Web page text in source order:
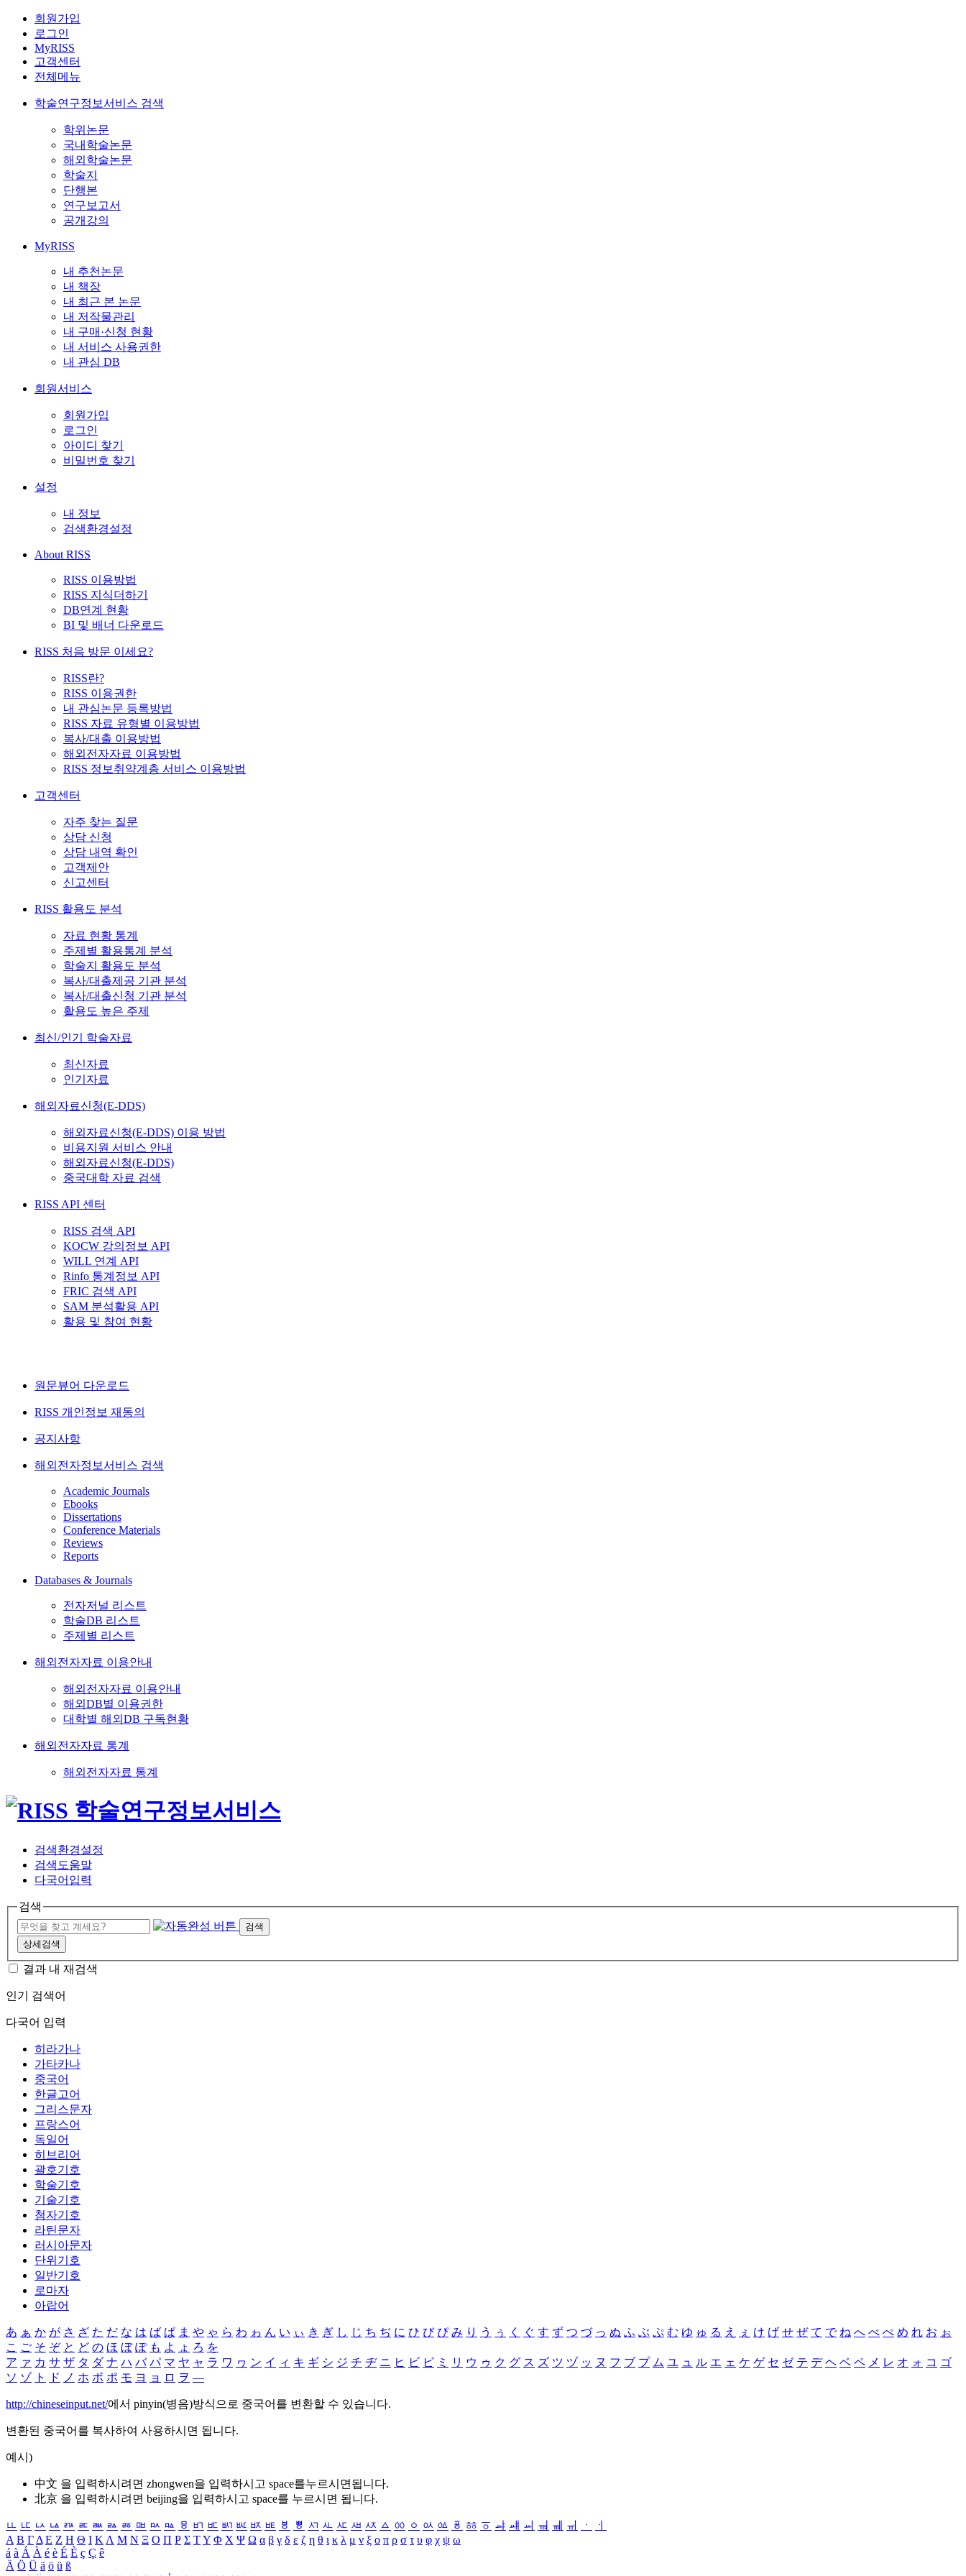
회원가입
로그인
MyRISS
고객센터
전체메뉴
학술연구정보서비스 검색
학위논문
국내학술논문
해외학술논문
학술지
단행본
연구보고서
공개강의
MyRISS
내 추천논문
내 책장
내 최근 본 논문
내 저작물관리
내 구매·신청 현황
내 서비스 사용권한
내 관심 DB
회원서비스
회원가입
로그인
아이디 찾기
비밀번호 찾기
설정
내 정보
검색환경설정
About RISS
RISS 이용방법
RISS 지식더하기
DB연계 현황
BI 및 배너 다운로드
RISS 처음 방문 이세요?
RISS란?
RISS 이용권한
내 관심논문 등록방법
RISS 자료 유형별 이용방법
복사/대출 이용방법
해외전자자료 이용방법
RISS 정보취약계층 서비스 이용방법
고객센터
자주 찾는 질문
상담 신청
상담 내역 확인
고객제안
신고센터
RISS 활용도 분석
자료 현황 통계
주제별 활용통계 분석
학술지 활용도 분석
복사/대출제공 기관 분석
복사/대출신청 기관 분석
활용도 높은 주제
최신/인기 학술자료
최신자료
인기자료
해외자료신청(E-DDS)
해외자료신청(E-DDS) 이용 방법
비용지원 서비스 안내
해외자료신청(E-DDS)
중국대학 자료 검색
RISS API 센터
RISS 검색 API
KOCW 강의정보 API
WILL 연계 API
Rinfo 통계정보 API
FRIC 검색 API
SAM 분석활용 API
활용 및 참여 현황
원문뷰어 다운로드
RISS 개인정보 재동의
공지사항
해외전자정보서비스 검색
Academic Journals
Ebooks
Dissertations
Conference Materials
Reviews
Reports
Databases & Journals
전자저널 리스트
학술DB 리스트
주제별 리스트
해외전자자료 이용안내
해외전자자료 이용안내
해외DB별 이용권한
대학별 해외DB 구독현황
해외전자자료 통계
해외전자자료 통계
검색환경설정
검색도움말
다국어입력
검색
검색
상세검색
결과 내 재검색
인기 검색어
다국어 입력
히라가나
가타카나
중국어
한글고어
그리스문자
프랑스어
독일어
히브리어
괄호기호
학술기호
기술기호
첨자기호
라틴문자
러시아문자
단위기호
일반기호
로마자
아랍어
あ ぁ か が さ ざ た だ な は ば ぱ ま や ゃ ら わ ゎ ん い ぃ き ぎ し じ ち ぢ に ひ び ぴ み り う ぅ く ぐ す ず つ づ っ ぬ ふ ぶ ぷ む ゆ ゅ る え ぇ け げ せ ぜ て で ね へ べ ぺ め れ お ぉ
こ ご そ ぞ と ど の ほ ぼ ぽ も よ ょ ろ を
ア ァ カ サ ザ タ ダ ナ ハ バ パ マ ヤ ャ ラ ワ ヮ ン イ ィ キ ギ シ ジ チ ヂ ニ ヒ ビ ピ ミ リ ウ ゥ ク グ ス ズ ツ ヅ ッ ヌ フ ブ プ ム ユ ュ ル エ ェ ケ ゲ セ ゼ テ デ ヘ ベ ペ メ レ オ ォ コ ゴ
ソ ゾ ト ド ノ ホ ボ ポ モ ヨ ョ ロ ヲ ―
http://chineseinput.net/에서 pinyin(병음)방식으로 중국어를 변환할 수 있습니다.
변환된 중국어를 복사하여 사용하시면 됩니다.
예시)
中文 을 입력하시려면 zhongwen을 입력하시고 space를누르시면됩니다.
北京 을 입력하시려면 beijing을 입력하시고 space를 누르시면 됩니다.
ㅥ ㅦ ㅧ ㅨ ㅩ ㅪ ㅫ ㅬ ㅭ ㅮ ㅯ ㅰ ㅱ ㅲ ㅳ ㅴ ㅵ ㅶ ㅷ ㅸ ㅹ ㅺ ㅻ ㅼ ㅽ ㅾ ㅿ ㆀ ㆁ ㆂ ㆃ ㆄ ㆅ ㆆ ㆇ ㆈ ㆉ ㆊ ㆋ ㆌ ㆍ
ㆎ
Α Β ΓΔ Ε Ζ Η Θ Ι ΚΛ Μ Ν Ξ Ο Π Ρ Σ ΤΥ Φ Χ Ψ Ω α β γ δ ε ζ η θ ι κ λ μ ν ξ ο π ρ σ τ υ φ χ ψ ω
á à Á À é è É È ç Ç ê
Ä Ö Ü ä ö ü ß